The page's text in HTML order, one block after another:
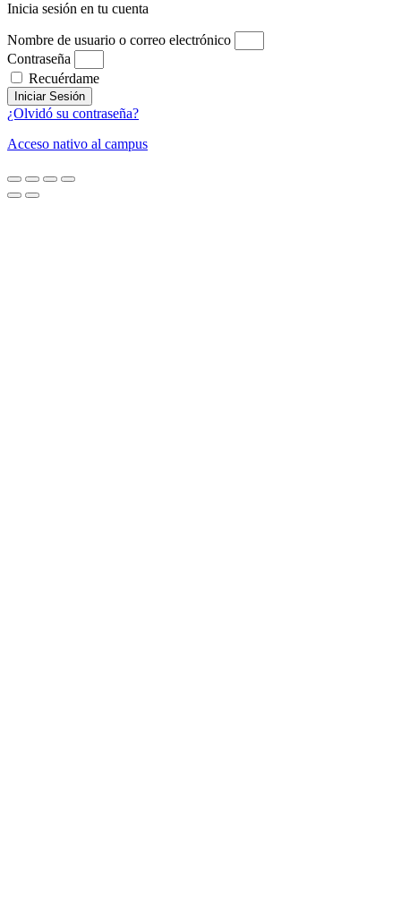
Inicia sesión en tu cuenta
Nombre de usuario o correo electrónico
Contraseña
Recuérdame
Iniciar Sesión
¿Olvidó su contraseña?
Acceso nativo al campus